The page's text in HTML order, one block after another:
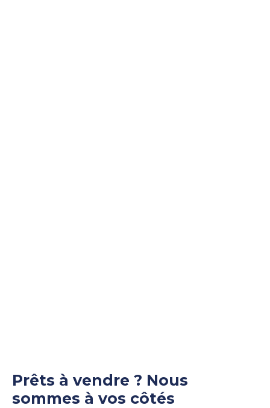
Prêts à vendre ? Nous
sommes à vos côtés